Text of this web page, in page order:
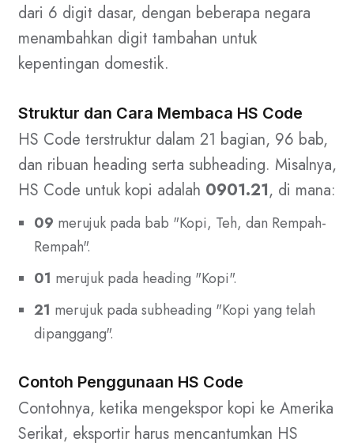
dari 6 digit dasar, dengan beberapa negara
menambahkan digit tambahan untuk
kepentingan domestik.
Struktur dan Cara Membaca HS Code
HS Code terstruktur dalam 21 bagian, 96 bab,
dan ribuan heading serta subheading. Misalnya,
HS Code untuk kopi adalah 0901.21, di mana:
09 merujuk pada bab "Kopi, Teh, dan Rempah-
Rempah".
01 merujuk pada heading "Kopi".
21 merujuk pada subheading "Kopi yang telah
dipanggang".
Contoh Penggunaan HS Code
Contohnya, ketika mengekspor kopi ke Amerika
Serikat, eksportir harus mencantumkan HS